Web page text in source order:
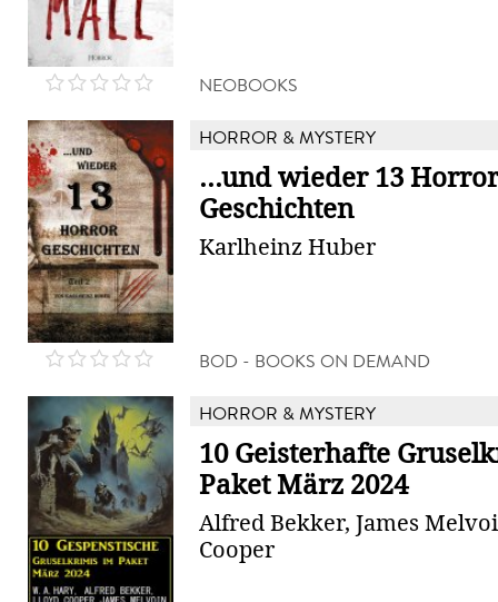
NEOBOOKS
HORROR & MYSTERY
...und wieder 13 Horror
Geschichten
Karlheinz Huber
BOD - BOOKS ON DEMAND
HORROR & MYSTERY
10 Geisterhafte
Paket März 2024
Alfred Bekker, James
Cooper